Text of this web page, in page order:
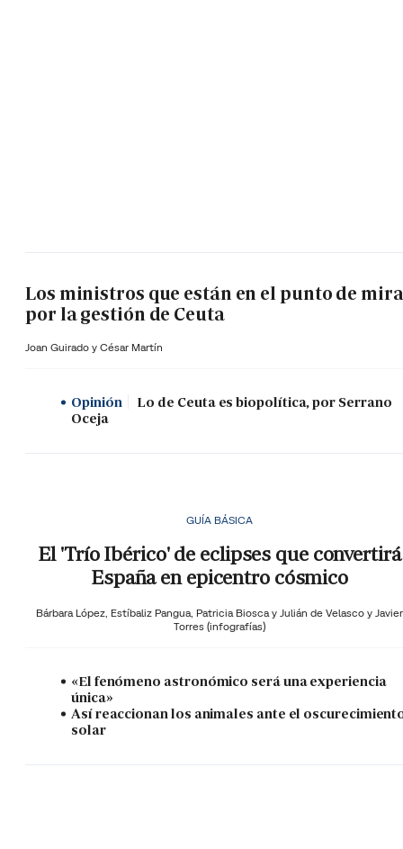
Los ministros que están en el punto de mira
por la gestión de Ceuta
Joan Guirado y César Martín
Opinión
Lo de Ceuta es biopolítica, por Serrano
Oceja
GUÍA BÁSICA
El 'Trío Ibérico' de eclipses que convertirá
España en epicentro cósmico
Bárbara López, Estíbaliz Pangua, Patricia Biosca y Julián de Velasco y Javier
Torres (infografías)
«El fenómeno astronómico será una experiencia
única»
Así reaccionan los animales ante el
solar